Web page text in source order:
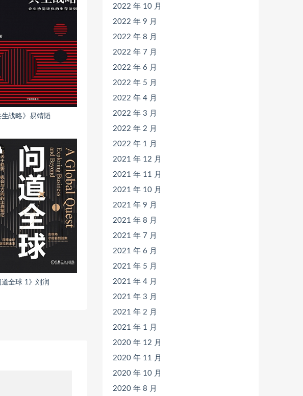
生战略》易靖韬
道全球 1》刘润
2022 年 10 月
2022 年 9 月
2022 年 8 月
2022 年 7 月
2022 年 6 月
2022 年 5 月
2022 年 4 月
2022 年 3 月
2022 年 2 月
2022 年 1 月
2021 年 12 月
2021 年 11 月
2021 年 10 月
2021 年 9 月
2021 年 8 月
2021 年 7 月
2021 年 6 月
2021 年 5 月
2021 年 4 月
2021 年 3 月
2021 年 2 月
2021 年 1 月
2020 年 12 月
2020 年 11 月
2020 年 10 月
2020 年 8 月